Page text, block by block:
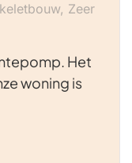
Zeer
Het
woning is